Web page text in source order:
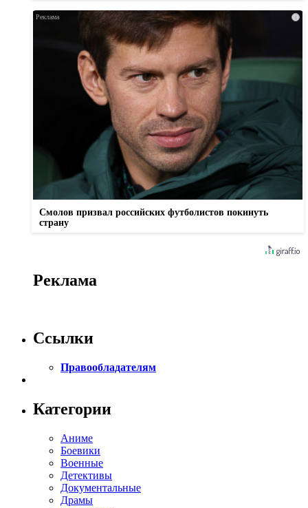
i
Смолов призвал российских футболистов покинуть
страну
Реклама
Ссылки
Правообладателям
Категории
Аниме
Боевики
Военные
Детективы
Документальные
Драмы